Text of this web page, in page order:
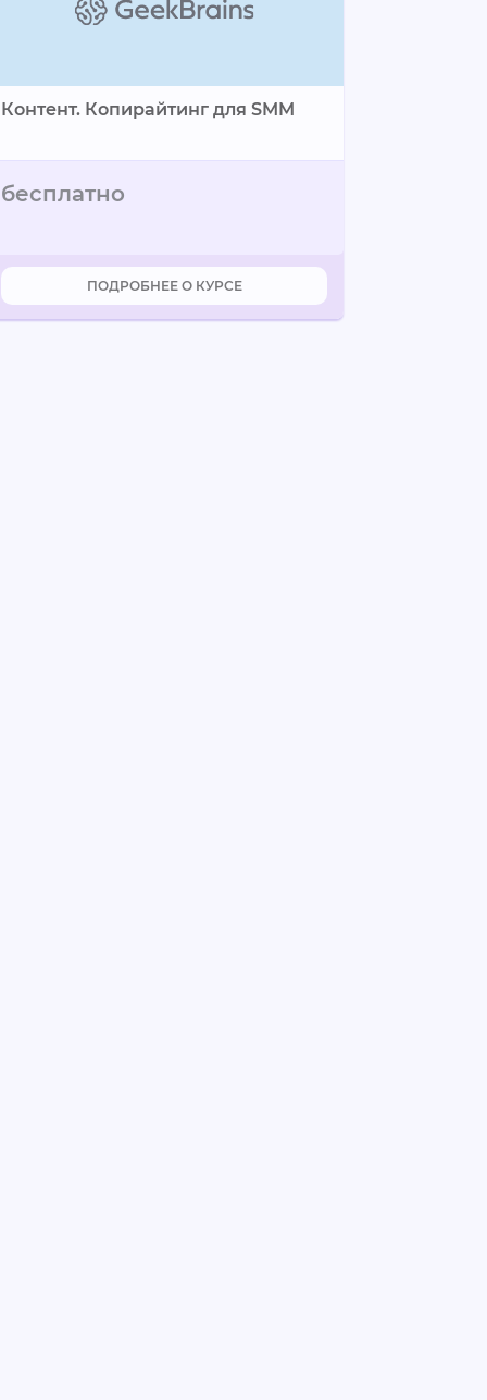
Контент. Копирайтинг для SMM
бесплатно
ПОДРОБНЕЕ О КУРСЕ